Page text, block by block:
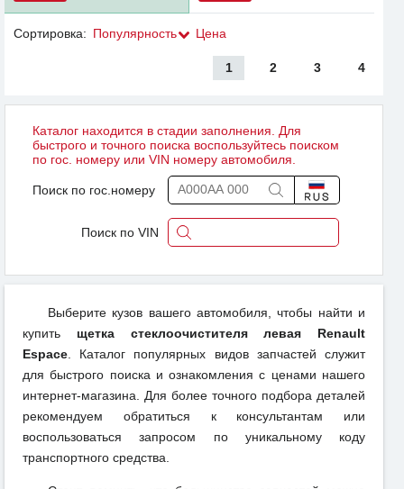
Сортировка: Популярность Цена
1 2 3 4
Каталог находится в стадии заполнения. Для
быстрого и точного поиска воспользуйтесь поиском
по гос. номеру или VIN номеру автомобиля.
Поиск по гос.номеру
Поиск по VIN
Выберите кузов вашего автомобиля, чтобы найти и
купить щетка стеклоочистителя левая Renault
Espace . Каталог популярных видов запчастей служит
для быстрого поиска и ознакомления с ценами нашего
интернет-магазина. Для более точного подбора деталей
рекомендуем обратиться к консультантам или
воспользоваться запросом по уникальному коду
транспортного средства.